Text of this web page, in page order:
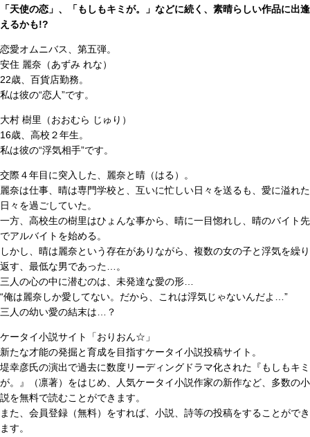
「天使の恋」、「もしもキミが。」などに続く、素晴らしい作品に出逢
えるかも!?
恋愛オムニバス、第五弾。
安住 麗奈（あずみ れな）
22歳、百貨店勤務。
私は彼の“恋人”です。
大村 樹里（おおむら じゅり）
16歳、高校２年生。
私は彼の“浮気相手”です。
交際４年目に突入した、麗奈と晴（はる）。
麗奈は仕事、晴は専門学校と、互いに忙しい日々を送るも、愛に溢れた
日々を過ごしていた。
一方、高校生の樹里はひょんな事から、晴に一目惚れし、晴のバイト先
でアルバイトを始める。
しかし、晴は麗奈という存在がありながら、複数の女の子と浮気を繰り
返す、最低な男であった…。
三人の心の中に潜むのは、未発達な愛の形…
“俺は麗奈しか愛してない。だから、これは浮気じゃないんだよ…”
三人の幼い愛の結末は…？
ケータイ小説サイト「おりおん☆」
新たな才能の発掘と育成を目指すケータイ小説投稿サイト。
堤幸彦氏の演出で過去に数度リーディングドラマ化された『もしもキミ
が。』（凛著）をはじめ、人気ケータイ小説作家の新作など、多数の小
説を無料で読むことができます。
また、会員登録（無料）をすれば、小説、詩等の投稿をすることができ
ます。